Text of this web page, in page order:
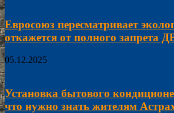
Евросоюз пересматривает
откажется от полного запрета
05.12.2025
Установка бытового
что нужно знать жителям